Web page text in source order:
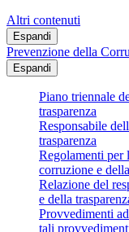
Altri contenuti
Espandi
Prevenzione della
Espandi
Piano triennale
trasparenza
Responsabile
trasparenza
Regolamenti per
corruzione e
Relazione del
e della
Provvedimenti
tali